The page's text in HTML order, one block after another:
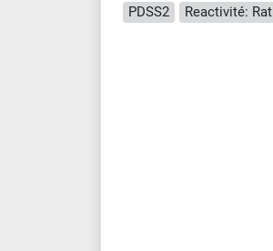
PDSS2 Reactivité: Rat